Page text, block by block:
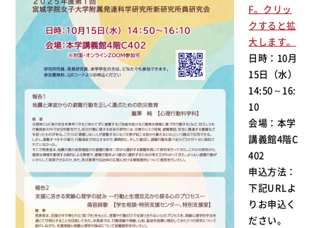
F。クリッ
クすると拡
大します。
日時：10月
15日（水）
14:50～16:
10
会場：本学
講義館4階C
402
申込方法：
下記URLよ
りお申込く
ださい。